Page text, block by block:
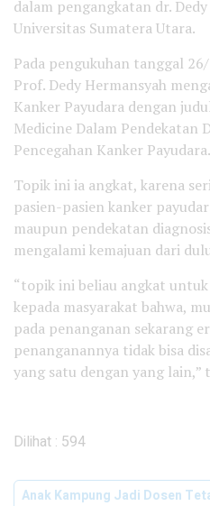
dalam pengangkatan dr. Dedy
Universitas Sumatera Utara.
Pada pengukuhan tanggal
Prof. Dedy Hermansyah
Kanker Payudara dengan
Medicine Dalam Pendekatan
Pencegahan Kanker Payudara.
Topik ini ia angkat, karena
pasien-pasien kanker
maupun pendekatan
mengalami kemajuan dari
“topik ini beliau angkat
kepada masyarakat bahwa,
pada penanganan sekarang
penanganannya tidak bisa
yang satu dengan yang lain,”
Dilihat : 594
Anak Kampung Jadi Dosen